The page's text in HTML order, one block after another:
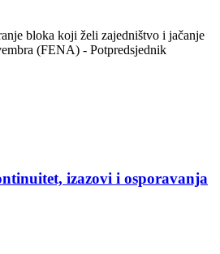
bloka koji želi zajedništvo i jačanje
(FENA) - Potpredsjednik
izazovi i osporavanja